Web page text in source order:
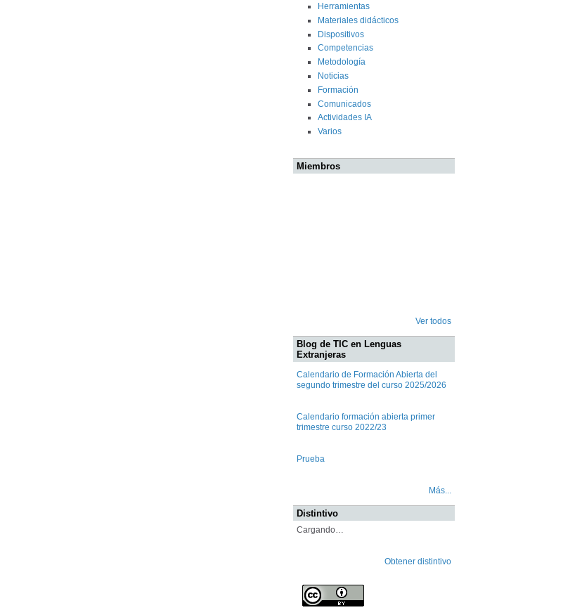
Herramientas
Materiales didácticos
Dispositivos
Competencias
Metodología
Noticias
Formación
Comunicados
Actividades IA
Varios
Miembros
Ver todos
Blog de TIC en Lenguas
Extranjeras
Calendario de Formación Abierta del
segundo trimestre del curso 2025/2026
Calendario formación abierta primer
trimestre curso 2022/23
Prueba
Más...
Distintivo
Cargando…
Obtener distintivo